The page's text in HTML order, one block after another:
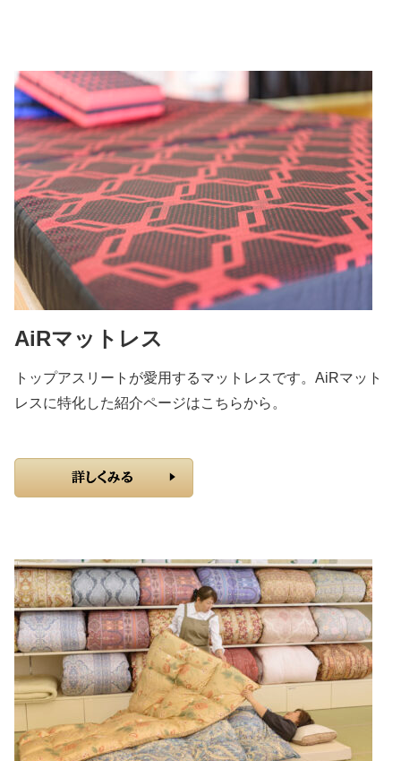
AiRマットレス
トップアスリートが愛用するマットレスです。AiRマット
レスに特化した紹介ページはこちらから。